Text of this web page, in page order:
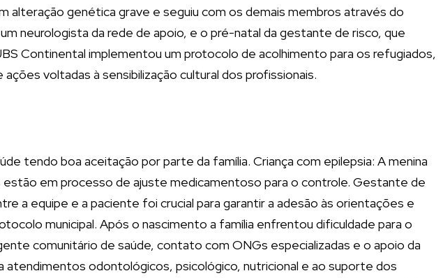
alteração genética grave e seguiu com os demais membros através do
neurologista da rede de apoio, e o pré-natal da gestante de risco, que
Continental implementou um protocolo de acolhimento para os refugiados,
voltadas à sensibilização cultural dos profissionais.
tendo boa aceitação por parte da família. Criança com epilepsia: A menina
em processo de ajuste medicamentoso para o controle. Gestante de
a equipe e a paciente foi crucial para garantir a adesão às orientações e
municipal. Após o nascimento a família enfrentou dificuldade para o
comunitário de saúde, contato com ONGs especializadas e o apoio da
odontológicos, psicológico, nutricional e ao suporte dos